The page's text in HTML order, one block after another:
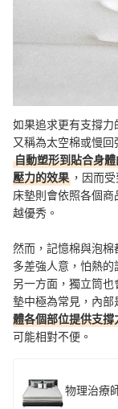
如果追求更有支撐
又稱為太空棉或慢回
自動塑形到貼合身
壓力的效果 ，因而
床墊則會依照各個
越優秀。
然而，記憶棉與泡
多差強人意，怕熱的
另一方面，獨立筒
墊中極為常見，內部
體各個部位提供支撐
可能相對不便。
物理治療